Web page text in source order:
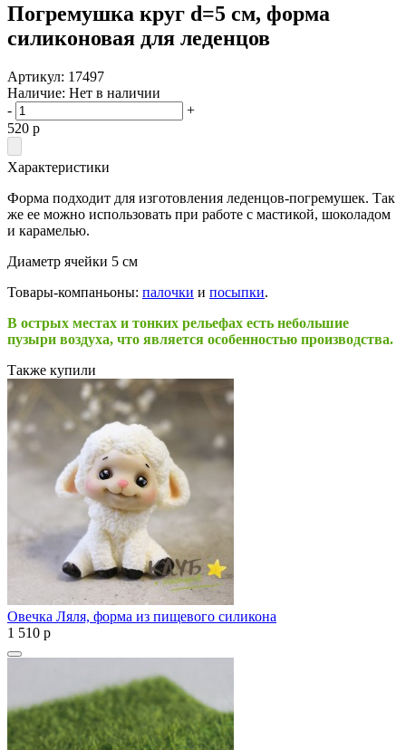
Погремушка круг d=5 см, форма
силиконовая для леденцов
Артикул: 17497
Наличие: Нет в наличии
-
+
520 p
Характеристики
Форма подходит для изготовления леденцов-погремушек. Так
же ее можно использовать при работе с мастикой, шоколадом
и карамелью.
Диаметр ячейки 5 см
Товары-компаньоны: палочки и посыпки.
В острых местах и тонких рельефах есть небольшие
пузыри воздуха, что является особенностью производства.
Также купили
Овечка Ляля, форма из пищевого силикона
1 510 p